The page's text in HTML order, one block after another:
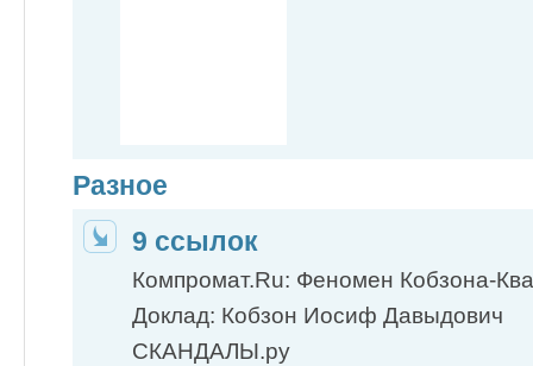
Разное
9 ссылок
Компромат.Ru: Феномен Кобзона-
Доклад: Кобзон Иосиф Давыдович
СКАНДАЛЫ.ру